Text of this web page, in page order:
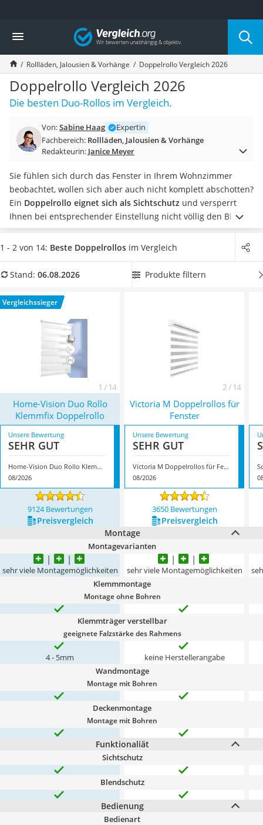
Die beliebtesten Vergleiche nach Kategorie
Wohnen
Matratzen-Topper
Matratzen
Konferenzlautsprecher
Tageslichtlampe
Badlüfter
Bürohocker
Außenleuchte mit Kamera
Akku-Tischlampe
Konferenzmikrofon
Klappmatratze
Duschkopf mit Kalkfilter
Aktenvernichter Sicherheitsstufe 4
Bettgitter
Topper 100 x 200
Höhenverstellbarer Schreibtisch
Matratze 90 x 200 cm
Vergleich
Rollläden, Jalousien & Vorhänge Doppelrollo Vergleich 2026
Doppelrollo Vergleich 2026
Die besten Duo-Rollos im Vergleich.
Von:Sabine Haag
Expertin
Fachbereich: Rollläden, Jalousien & Vorhänge
Redakteurin: Janice Meyer
Sie fühlen sich durch das Fenster in Ihrem Wohnzimmer
beobachtet, wollen sich aber auch nicht komplett abschotten?
Ein Doppelrollo eignet sich als Sichtschutz und versperrt
Ihnen bei entsprechender Einstellung nicht völlig den Blick
nach draußen. Wenn Sie für das Rollo nicht bohren wollen,
kaufen Sie einDoppelrollo mit verstellbaren Klemmträgern,
zeigen, gibt es diese in verschiedenen Farben. Suchen Sie
Ihrer Einrichtung passt
Falzstärke Ihres Fensterrahmens eingestellt werden können.
Überzeugt hat uns hier im August 2026 besonders das
Home-Vision Duo Rollo Klemmfix Doppelrollo
seinen Eigenschaften.
1 - 2 von 14: Beste Doppelrollos im Vergleich
Stand: 06.08.2026 Produkte filtern
Vergleichssieger
1 / 14 2 / 14
Home-Vision Duo Rollo
Klemmfix Doppelrollo
Victoria M Doppelrollos für
Fenster
Unsere Bewertung
SEHR GUT
Home-Vision Duo Rollo Klemmfix Doppelrollo
08/2026
Unsere Bewertung
SEHR GUT
Victoria M Doppelrollos für Fenster
08/2026
9124 Bewertungen 3650 Bewertungen
Preis­vergleich
Preis­vergleich
Montage
Montagevarianten
sehr viele Montagemöglichkeiten sehr viele Montagemöglichkeiten
Klemmmontage
Montage ohne Bohren
Klemmträger verstellbar
geeignete Falzstärke des Rahmens
4 - 5mm keine Herstellerangabe
Wandmontage
Montage mit Bohren
Deckenmontage
Montage mit Bohren
Funktionaliät
Sichtschutz
Blendschutz
Bedienung
Bedienart